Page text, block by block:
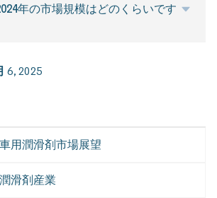
年の市場規模はどのくらいです
6, 2025
用潤滑剤市場展望
滑剤産業